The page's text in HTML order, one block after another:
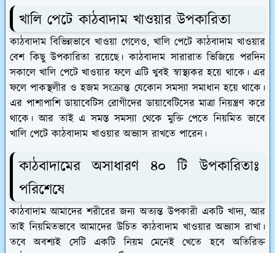
খালি পেটে কাঠবাদাম খাওয়ার উপকারিতা
কাঠবাদাম বিভিন্নভাবে খাওয়া গেলেও, খালি পেটে কাঠবাদাম খাওয়ার
বেশ কিছু উপকারিতা রয়েছে। কাঠবাদাম সারারাত ভিজিয়ে পরদিন
সকালে খালি পেটে খাওয়ার ফলে এটি খুবই স্বাস্থ্যকর হয়ে থাকে। এর
ফলে পাকস্থলীর ও হজম সংক্রান্ত যেকোন সমস্যা সমাধান হয়ে থাকে।
এর পাশাপাশি ডায়াবেটিস রোগীদের ডায়াবেটিসের মাত্রা নিয়ন্ত্রণ করে
থাকে। আর তাই এ সমস্ত সমস্যা থেকে মুক্তি পেতে নিয়মিত ভাবে
খালি পেটে কাঠবাদাম খাওয়ার অভ্যাস রাখতে পারেন।
কাঠবাদামের অসাধারণ ৪০ টি উপকারিতাঃ
পরিশেষে
কাঠবাদাম আমাদের শরীরের জন্য অত্যন্ত উপকারী একটি খাদ্য, আর
তাই নিয়মিতভাবে আমাদের উচিত কাঠবাদাম খাওয়ার অভ্যাস রাখা।
তবে অবশ্যই সেটি একটি নিয়ম মেনেই খেতে হবে অতিরিক্ত